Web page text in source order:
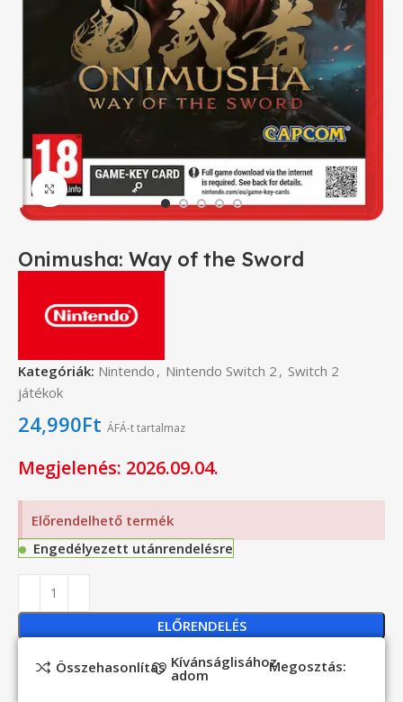
Click to enlarge
Onimusha: Way of the Sword
Kategóriák: Nintendo , Nintendo Switch 2 , Switch 2
játékok
24,990Ft ÁFÁ-t tartalmaz
Megjelenés: 2026.09.04.
Előrendelhető termék
Engedélyezett utánrendelésre
ELŐRENDELÉS
Összehasonlítás Kívánságlisához
adom Megosztás: